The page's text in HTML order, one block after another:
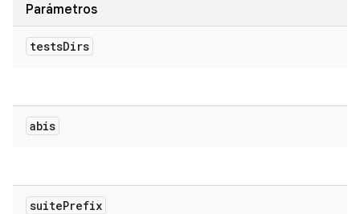
Parámetros
testsDirs
abis
suitePrefix